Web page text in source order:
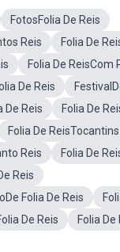
FotosFolia De Reis
Reis
Folia De
Folia De ReisCom
De Reis
De Reis
Folia De
Folia De ReisTocantins
Reis
Folia De
Reis
Folia De Reis
De Reis
Folia